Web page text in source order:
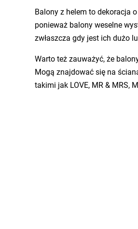
Balony z helem to dekoracja
ponieważ balony weselne
zwłaszcza gdy jest ich dużo
Warto też zauważyć, że
Mogą znajdować się na
takimi jak LOVE, MR & MRS,